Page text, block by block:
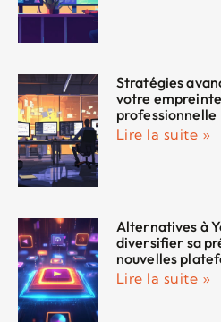
Stratégies
votre
professionnelle
Lire la suite »
Alternatives à
diversifier sa
nouvelles
Lire la suite »